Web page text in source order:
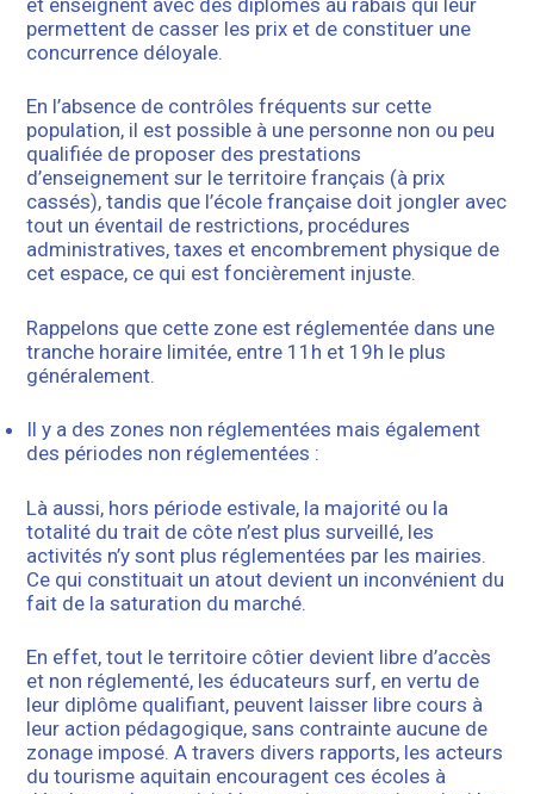
permettent de casser les prix et de constituer une
concurrence déloyale.
En l’absence de contrôles fréquents sur cette
population, il est possible à une personne non ou peu
qualifiée de proposer des prestations
d’enseignement sur le territoire français (à prix
cassés), tandis que l’école française doit jongler avec
tout un éventail de restrictions, procédures
administratives, taxes et encombrement physique de
cet espace, ce qui est foncièrement injuste.
Rappelons que cette zone est réglementée dans une
tranche horaire limitée, entre 11h et 19h le plus
généralement.
Il y a des zones non réglementées mais également
des périodes non réglementées :
Là aussi, hors période estivale, la majorité ou la
totalité du trait de côte n’est plus surveillé, les
activités n’y sont plus réglementées par les mairies.
Ce qui constituait un atout devient un inconvénient du
fait de la saturation du marché.
En effet, tout le territoire côtier devient libre d’accès
et non réglementé, les éducateurs surf, en vertu de
leur diplôme qualifiant, peuvent laisser libre cours à
leur action pédagogique, sans contrainte aucune de
zonage imposé. A travers divers rapports, les acteurs
du tourisme aquitain encouragent ces écoles à